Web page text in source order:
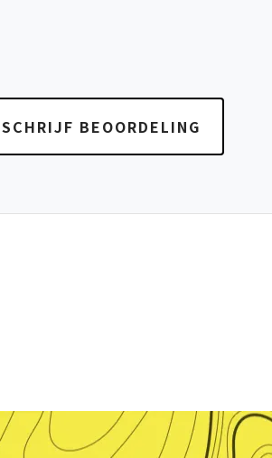
SCHRIJF BEOORDELING